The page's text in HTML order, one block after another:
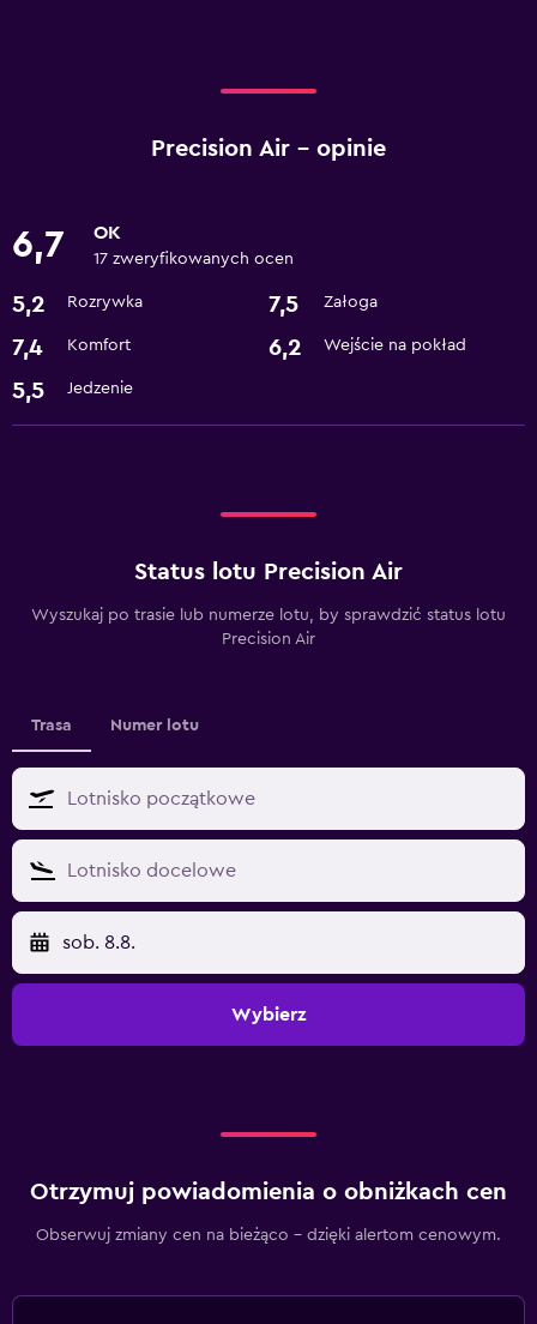
Precision Air – opinie
6,7 OK
17 zweryfikowanych ocen
5,2 Rozrywka 7,5 Załoga
7,4 Komfort 6,2 Wejście na pokład
5,5 Jedzenie
Status lotu Precision Air
Wyszukaj po trasie lub numerze lotu, by sprawdzić status lotu
Precision Air
Trasa Numer lotu
sob. 8.8.
Wybierz
Otrzymuj powiadomienia o obniżkach cen
Obserwuj zmiany cen na bieżąco – dzięki alertom cenowym.